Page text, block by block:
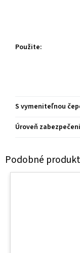
Použite:
S vymeniteľnou
Úroveň